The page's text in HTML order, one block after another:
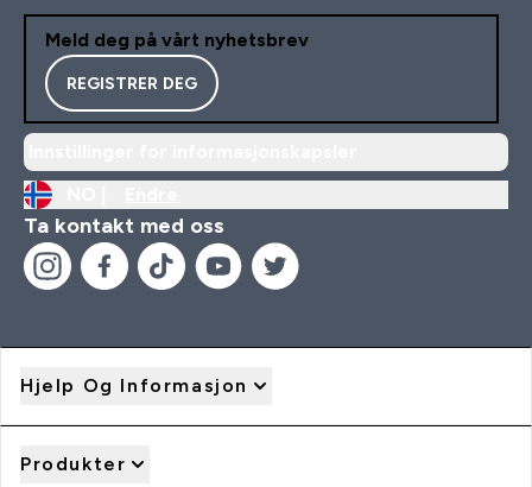
Meld deg på vårt nyhetsbrev
REGISTRER DEG
Ta kontakt med oss
Hjelp Og Informasjon
Produkter